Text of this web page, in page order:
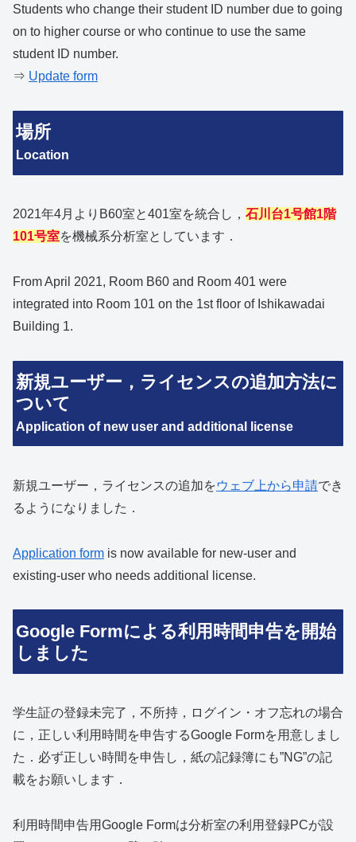
Students who change their student ID number due to going
on to higher course or who continue to use the same
student ID number.
⇒ Update form
場所
Location
2021年4月よりB60室と401室を統合し， 石川台1号館1階
101号室を機械系分析室としています．
From April 2021, Room B60 and Room 401 were
integrated into Room 101 on the 1st floor of Ishikawadai
Building 1.
新規ユーザー，ライセンスの追加方法に
ついて
Application of new user and additional license
新規ユーザー，ライセンスの追加をウェブ上から申請でき
るようになりました．
Application form is now available for new-user and
existing-user who needs additional license.
Google Formによる利用時間申告を開始
しました
学生証の登録未完了，不所持，ログイン・オフ忘れの場合
に，正しい利用時間を申告するGoogle Formを用意しまし
た．必ず正しい時間を申告し，紙の記録簿にも”NG”の記
載をお願いします．
利用時間申告用Google Formは分析室の利用登録PCが設